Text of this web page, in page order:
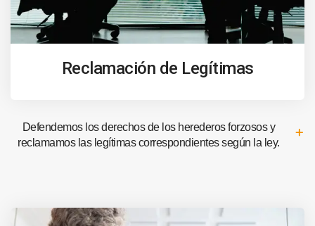
Reclamación de Legítimas
Defendemos los derechos de los herederos forzosos y
reclamamos las legítimas correspondientes según la ley.